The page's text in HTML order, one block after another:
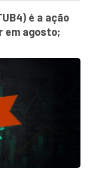
é a ação
em agosto;